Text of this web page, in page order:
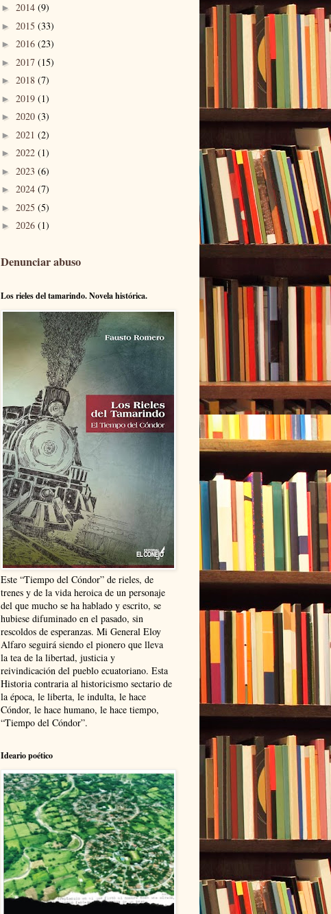
► 2014 (9)
► 2015 (33)
► 2016 (23)
► 2017 (15)
► 2018 (7)
► 2019 (1)
► 2020 (3)
► 2021 (2)
► 2022 (1)
► 2023 (6)
► 2024 (7)
► 2025 (5)
► 2026 (1)
Denunciar abuso
Los rieles del tamarindo. Novela histórica.
Este “Tiempo del Cóndor” de rieles, de
trenes y de la vida heroica de un personaje
del que mucho se ha hablado y escrito, se
hubiese difuminado en el pasado, sin
rescoldos de esperanzas. Mi General Eloy
Alfaro seguirá siendo el pionero que lleva
la tea de la libertad, justicia y
reivindicación del pueblo ecuatoriano. Esta
Historia contraria al historicismo sectario de
la época, le liberta, le indulta, le hace
Cóndor, le hace humano, le hace tiempo,
“Tiempo del Cóndor”.
Ideario poético